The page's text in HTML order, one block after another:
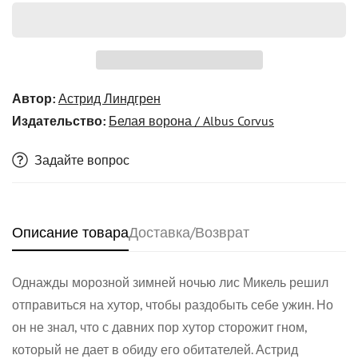
Автор: Астрид Линдгрен
Издательство: Белая ворона / Albus Corvus
Задайте вопрос
Описание товараДоставка/Возврат
Однажды морозной зимней ночью лис Микель решил
отправиться на хутор, чтобы раздобыть себе ужин. Но
он не знал, что с давних пор хутор сторожит гном,
который не дает в обиду его обитателей. Астрид
Confirm your age
Are you 18 years old or older?